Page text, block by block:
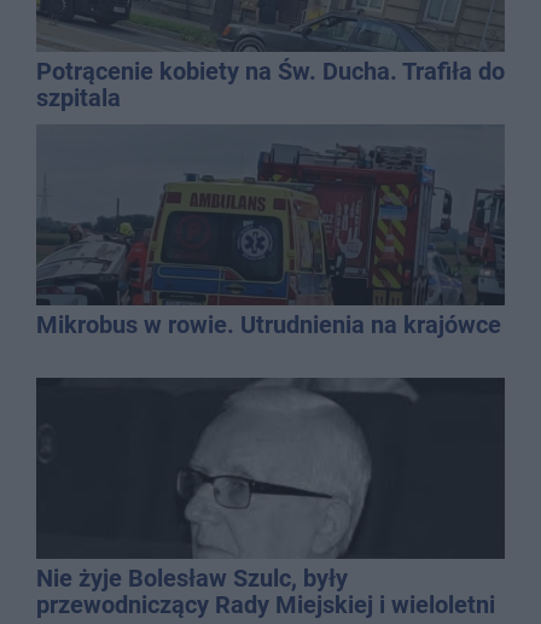
Potrącenie kobiety na Św. Ducha. Trafiła do
szpitala
Mikrobus w rowie. Utrudnienia na krajówce
Nie żyje Bolesław Szulc, były
przewodniczący Rady Miejskiej i wieloletni